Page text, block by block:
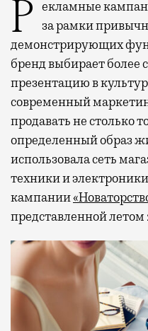
Рекламные кампании техники редко выходят
за рамки
демонстрирующих
бренд выбирает более
презентацию в
современный
продавать не столько
определенный образ
использовала сеть
техники и
кампании
представленной летом